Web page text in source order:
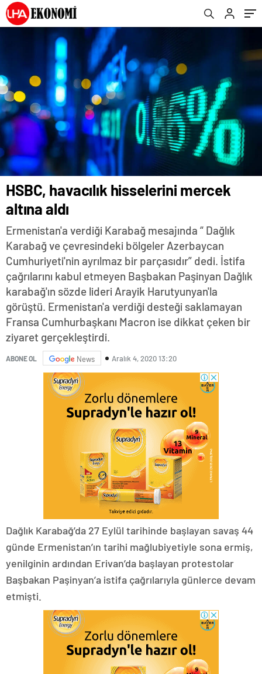
HSBC, havacılık hisselerini mercek
altına aldı
Ermenistan'a verdiği Karabağ mesajında “ Dağlık
Karabağ ve çevresindeki bölgeler Azerbaycan
Cumhuriyeti'nin ayrılmaz bir parçasıdır” dedi. İstifa
çağrılarını kabul etmeyen Başbakan Paşinyan Dağlık
karabağ'ın sözde lideri Arayik Harutyunyan'la
görüştü. Ermenistan'a verdiği desteği saklamayan
Fransa Cumhurbaşkanı Macron ise dikkat çeken bir
ziyaret gerçekleştirdi.
ABONE OL News Aralık 4, 2020 13:20
Dağlık Karabağ’da 27 Eylül tarihinde başlayan savaş 44
günde Ermenistan’ın tarihi mağlubiyetiyle sona ermiş,
yenilginin ardından Erivan’da başlayan protestolar
Başbakan Paşinyan’a istifa çağrılarıyla günlerce devam
etmişti.